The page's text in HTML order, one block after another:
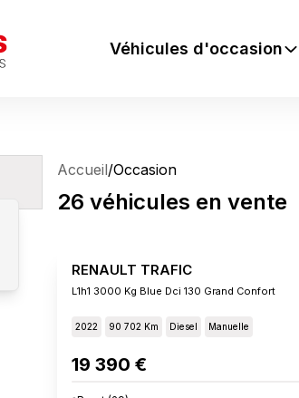
Véhicules d'occasion
Accueil/Occasion
26 véhicules en vente
RENAULT TRAFIC
L1h1 3000 Kg Blue Dci 130 Grand Confort
2022 90 702 Km Diesel Manuelle
19 390 €